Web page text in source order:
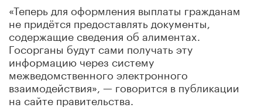
«Теперь для оформления выплаты гражданам
не придётся предоставлять документы,
содержащие сведения об алиментах.
Госорганы будут сами получать эту
информацию через систему
межведомственного электронного
взаимодействия», — говорится в публикации
на сайте правительства.